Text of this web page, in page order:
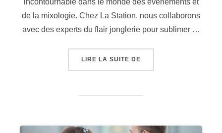
incontournable dans le monde des événements et
de la mixologie. Chez La Station, nous collaborons
avec des experts du flair jonglerie pour sublimer …
LIRE LA SUITE DE